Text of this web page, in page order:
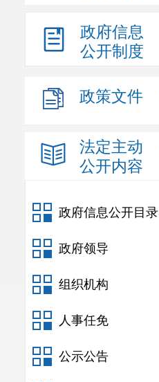
政府信息
公开制度
政策文件
法定主动
公开内容
政府信息公开目录
政府领导
组织机构
人事任免
公示公告